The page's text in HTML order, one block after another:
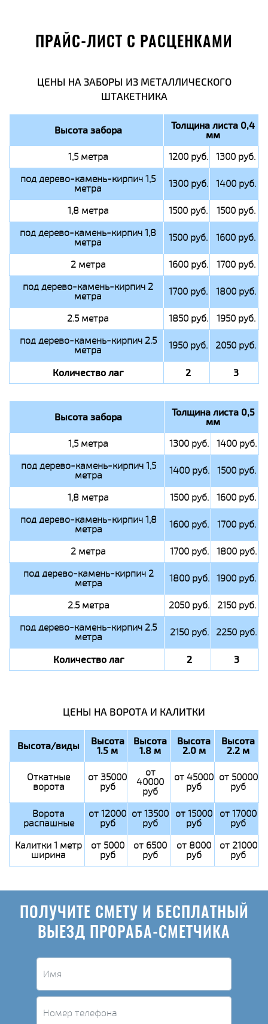
ПРАЙС-ЛИСТ С РАСЦЕНКАМИ
ЦЕНЫ НА ЗАБОРЫ ИЗ МЕТАЛЛИЧЕСКОГО
ШТАКЕТНИКА
Высота забора Толщина листа 0,4
мм
1,5 метра 1200 руб.
1300 руб.
под дерево-камень-кирпич 1,5
метра 1300 руб. 1400 руб.
1,8 метра 1500 руб.
1500 руб.
под дерево-камень-кирпич 1,8
метра 1500 руб. 1600 руб.
2 метра 1600 руб.
1700 руб.
под дерево-камень-кирпич 2
метра 1700 руб. 1800 руб.
2.5 метра 1850 руб.
1950 руб.
под дерево-камень-кирпич 2.5
метра 1950 руб. 2050 руб.
Количество лаг 2 3
Высота забора Толщина листа 0,5
мм
1,5 метра 1300 руб.
1400 руб.
под дерево-камень-кирпич 1,5
метра 1400 руб. 1500 руб.
1,8 метра 1500 руб.
1600 руб.
под дерево-камень-кирпич 1,8
метра 1600 руб. 1700 руб.
2 метра 1700 руб.
1800 руб.
под дерево-камень-кирпич 2
метра 1800 руб. 1900 руб.
2.5 метра 2050 руб.
2150 руб.
под дерево-камень-кирпич 2.5
метра 2150 руб. 2250 руб.
Количество лаг 2 3
ЦЕНЫ НА ВОРОТА И КАЛИТКИ
Высота/виды Высота
1.5 м
Высота
1.8 м
Высота
2.0 м
Высота
2.2 м
Откатные
ворота
от 35000
руб
от
40000
руб
от 45000
руб
от 50000
руб
Ворота
распашные
от 12000
руб
от 13500
руб
от 15000
руб
от 17000
руб
Калитки 1 метр
ширина
от 5000
руб
от 6500
руб
от 8000
руб
от 21000
руб
ПОЛУЧИТЕ СМЕТУ И БЕСПЛАТНЫЙ
ВЫЕЗД ПРОРАБА-СМЕТЧИКА